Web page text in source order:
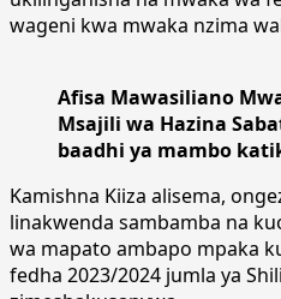
wageni kwa mwaka nzima
Afisa Mawasiliano
Msajili wa Hazina
baadhi ya mambo
Kamishna Kiiza alisema,
linakwenda sambamba na
wa mapato ambapo mpaka
fedha 2023/2024 jumla ya